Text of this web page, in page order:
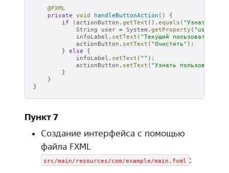
@FXML
private void handleButtonAction ()
{
if
(actionButton . getText (). equals ( "Узнать
String
user = System . getProperty (
infoLabel . setText ( "Текущий пользователь: "
actionButton . setText ( "Очистить" );
} else
{
infoLabel . setText ( "" );
actionButton . setText ( "Узнать пользователя"
}
}
}
Пункт 7
Создание интерфейса с помощью
файла FXML
src/main/resources/com/example/main.fxml :